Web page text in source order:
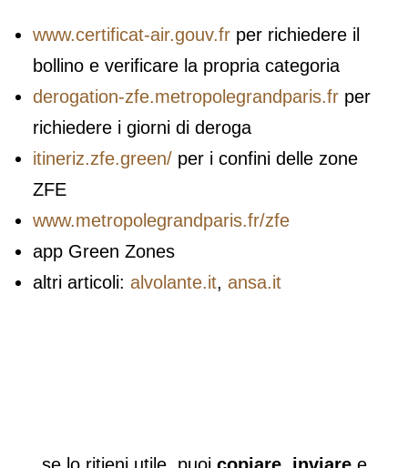
www.certificat-air.gouv.fr per richiedere il
bollino e verificare la propria categoria
derogation-zfe.metropolegrandparis.fr per
richiedere i giorni di deroga
itineriz.zfe.green/ per i confini delle zone
ZFE
www.metropolegrandparis.fr/zfe
app Green Zones
altri articoli: alvolante.it, ansa.it